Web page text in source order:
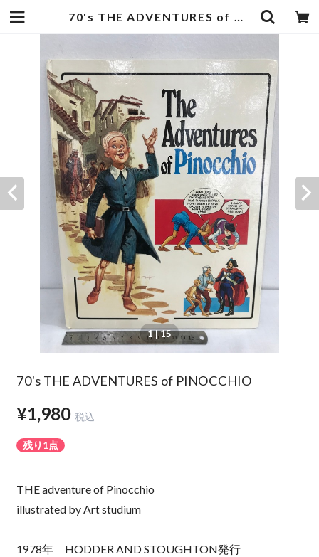
70's THE ADVENTURES of PINOCCHIO | zbooks
1| 15
70's THE ADVENTURES of PINOCCHIO
¥1,980 税込
残り1点
THE adventure of Pinocchio
illustrated by Art studium
1978年 HODDER AND STOUGHTON発行